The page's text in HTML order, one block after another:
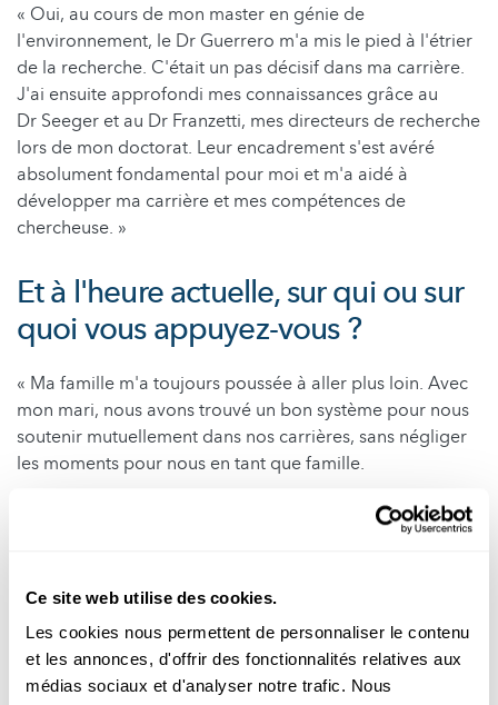
Ce site web utilise des cookies.
Les cookies nous permettent de personnaliser le contenu
et les annonces, d'offrir des fonctionnalités relatives aux
médias sociaux et d'analyser notre trafic. Nous
« Oui, au cours de mon master en génie de
l'environnement, le Dr Guerrero m'a mis le pied à l'étrier
de la recherche. C'était un pas décisif dans ma carrière.
J'ai ensuite approfondi mes connaissances grâce au
Dr Seeger et au Dr Franzetti, mes directeurs de recherche
lors de mon doctorat. Leur encadrement s'est avéré
absolument fondamental pour moi et m'a aidé à
développer ma carrière et mes compétences de
chercheuse. »
Et à l'heure actuelle, sur qui ou sur
quoi vous appuyez-vous ?
« Ma famille m'a toujours poussée à aller plus loin. Avec
mon mari, nous avons trouvé un bon système pour nous
soutenir mutuellement dans nos carrières, sans négliger
les moments pour nous en tant que famille.
Je voudrais aussi souligner que, sur le plan professionnel,
mon responsable de groupe, le Dr Arno Biwer, m'a
permis de travailler sur mon domaine de prédilection, la
figurait pas parmi les axes de travail du groupe avant
mon arrivée.